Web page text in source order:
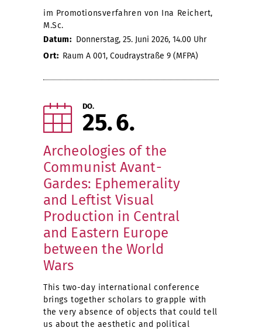
im Promotionsverfahren von Ina Reichert,
M.Sc.
Datum: Donnerstag, 25. Juni 2026, 14.00 Uhr
Ort: Raum A 001, Coudraystraße 9 (MFPA)
DO.
25 6
Archeologies of the
Communist Avant-
Gardes: Ephemerality
and Leftist Visual
Production in Central
and Eastern Europe
between the World
Wars
This two-day international conference
brings together scholars to grapple with
the very absence of objects that could tell
us about the aesthetic and political